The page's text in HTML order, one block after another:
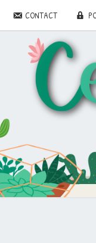
CONTACT